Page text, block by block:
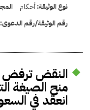
نوع الوثيقة:أحكام
رقم الوثيقة/رقم الدعوى:
النقض ترفض
منح الصيغة
انعقد في